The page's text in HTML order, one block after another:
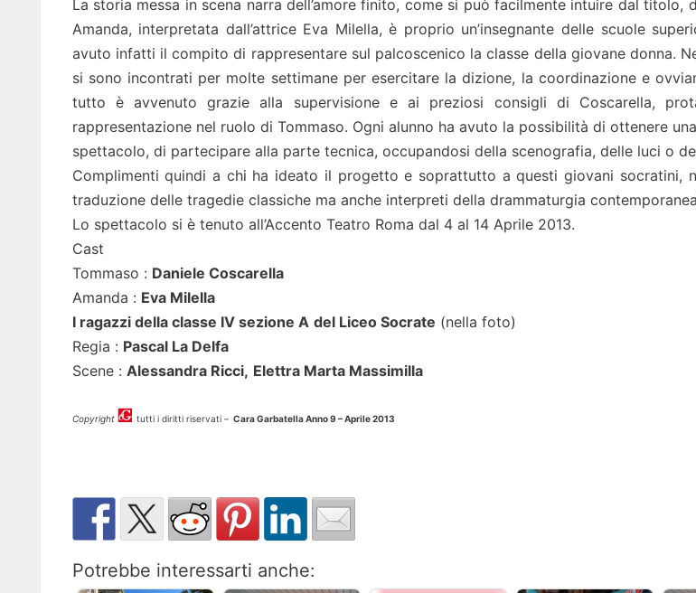
La storia messa in scena narra dell’amore finito, come si può facilmente intuire dal titolo,
Amanda, interpretata dall’attrice Eva Milella, è proprio un’insegnante delle scuole
avuto infatti il compito di rappresentare sul palcoscenico la classe della giovane donna.
si sono incontrati per molte settimane per esercitare la dizione, la coordinazione e
tutto è avvenuto grazie alla supervisione e ai preziosi consigli di Coscarella,
rappresentazione nel ruolo di Tommaso. Ogni alunno ha avuto la possibilità di ottenere
spettacolo, di partecipare alla parte tecnica, occupandosi della scenografia, delle luci o
Complimenti quindi a chi ha ideato il progetto e soprattutto a questi giovani socratini,
traduzione delle tragedie classiche ma anche interpreti della drammaturgia
Lo spettacolo si è tenuto all’Accento Teatro Roma dal 4 al 14 Aprile 2013.
Cast
Tommaso : Daniele Coscarella
Amanda : Eva Milella
I ragazzi della classe IV sezione A del Liceo Socrate (nella foto)
Regia : Pascal La Delfa
Scene : Alessandra Ricci, Elettra Marta Massimilla
Copyright tutti i diritti riservati – Cara Garbatella Anno 9 – Aprile 2013
Potrebbe interessarti anche: